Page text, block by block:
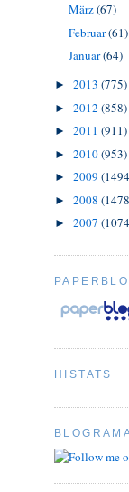
März(67)
Februar(61)
Januar(64)
► 2013 (775)
► 2012 (858)
► 2011 (911)
► 2010(953)
► 2009
► 2008
► 2007
HISTATS